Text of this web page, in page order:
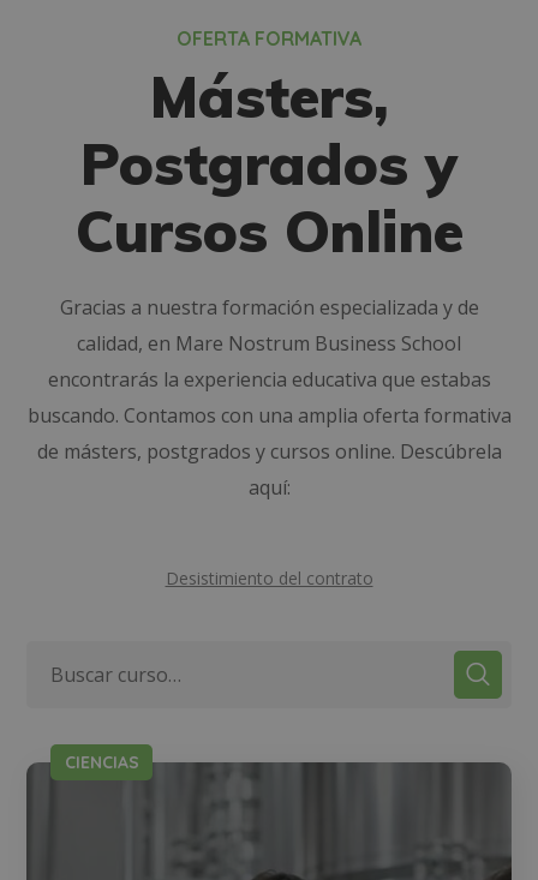
OFERTA FORMATIVA
Másters,
Postgrados y
Cursos Online
Gracias a nuestra formación especializada y de
calidad, en Mare Nostrum Business School
encontrarás la experiencia educativa que estabas
buscando. Contamos con una amplia oferta formativa
de másters, postgrados y cursos online. Descúbrela
aquí:
Desistimiento del contrato
CIENCIAS